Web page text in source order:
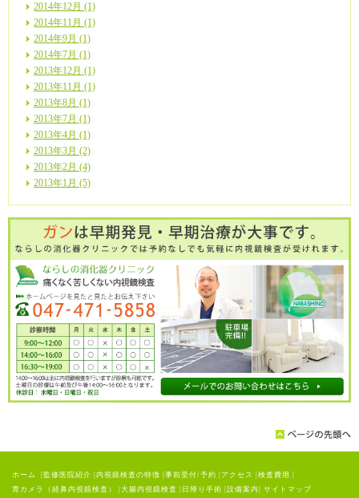
2014年12月 (1)
2014年11月 (1)
2014年9月 (1)
2014年7月 (1)
2013年12月 (1)
2013年11月 (1)
2013年8月 (1)
2013年7月 (1)
2013年4月 (1)
2013年3月 (2)
2013年2月 (4)
2013年1月 (5)
ホーム 監修医院紹介 内視鏡検査の特徴 事前受付/予約 アクセス 検査費用
胃カメラ（経鼻内視鏡検査）
大腸内視鏡検査 日帰り手術 設備案内 サイトマップ